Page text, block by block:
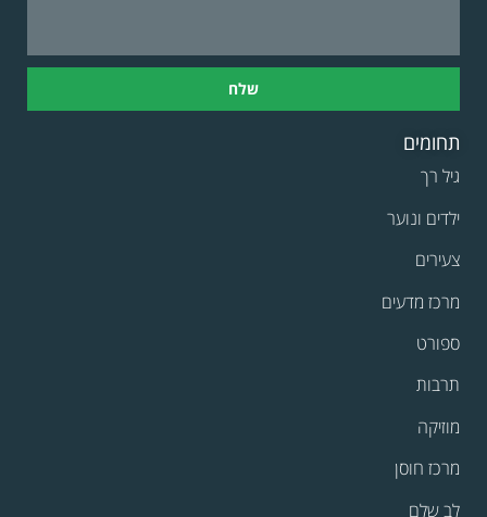
שלח
תחומים
גיל רך
ילדים ונוער
צעירים
מרכז מדעים
ספורט
תרבות
מוזיקה
מרכז חוסן
לב שלם